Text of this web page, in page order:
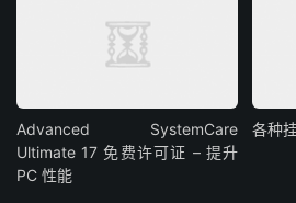
Advanced SystemCare
Ultimate 17 免费许可证 – 提升
PC 性能
各种